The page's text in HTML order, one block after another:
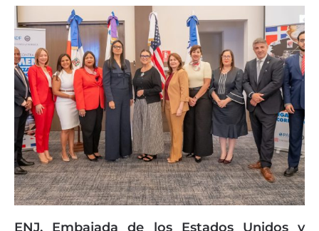
ENJ, Embajada de los Estados Unidos y